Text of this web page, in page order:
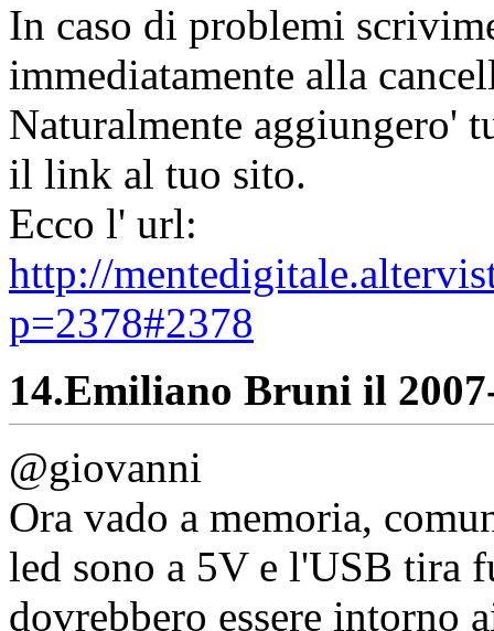
In caso di problemi
immediatamente alla
Naturalmente aggiungero'
il link al tuo sito.
Ecco l' url:
http://
p=2378#2378
14.Emiliano Bruni il
@giovanni
Ora vado a memoria,
led sono a 5V e l'USB tira
dovrebbero essere intorno